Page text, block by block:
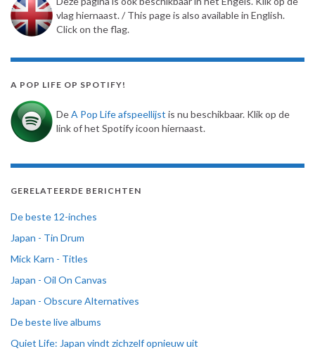
vlag hiernaast. / This page is also available in English.
Click on the flag.
A POP LIFE OP SPOTIFY!
DeA Pop Life afspeellijst is nu beschikbaar. Klik op de
link of het Spotify icoon hiernaast.
GERELATEERDE BERICHTEN
De beste 12-inches
Japan - Tin Drum
Mick Karn - Titles
Japan - Oil On Canvas
Japan - Obscure Alternatives
De beste live albums
Quiet Life: Japan vindt zichzelf opnieuw uit